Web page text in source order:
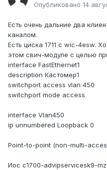
Опубликовано 14
Есть очень дальние два
каналом.
Есть циска 1711 с wic-4esw.
этом свич-модуле с целью
interface FastEthernet1
description Кастомер1
switchport access vlan 450
switchport mode access
interface Vlan450
ip unnumbered Loopback 0
Point-to-point (non-multi-
Иос c1700-advipservicesk9-